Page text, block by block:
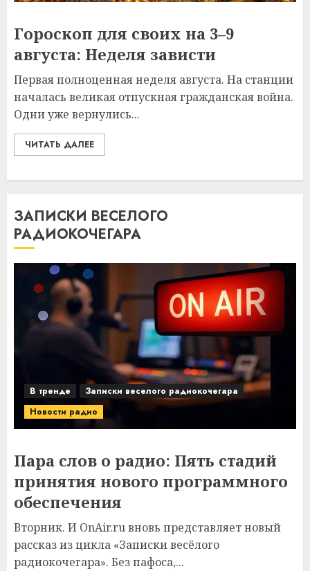
Гороскоп для своих на 3–9
августа: Неделя зависти
Первая полноценная неделя августа. На станции
началась великая отпускная гражданская война.
Одни уже вернулись...
ЧИТАТЬ ДАЛЕЕ
ЗАПИСКИ ВЕСЕЛОГО
РАДИОКОЧЕГАРА
В тренде
Записки веселого радиокочегара
Новости радио
Пара слов о радио: Пять стадий
принятия нового программного
обеспечения
Вторник. И OnAir.ru вновь представляет новый
рассказ из цикла «Записки весёлого
радиокочегара». Без пафоса,...